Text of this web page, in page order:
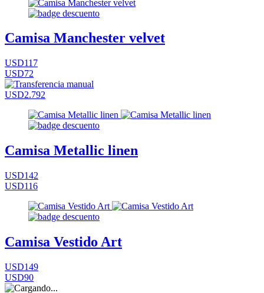
Camisa Manchester velvet
USD117
USD72
USD2.792
Camisa Metallic linen
USD142
USD116
Camisa Vestido Art
USD149
USD90